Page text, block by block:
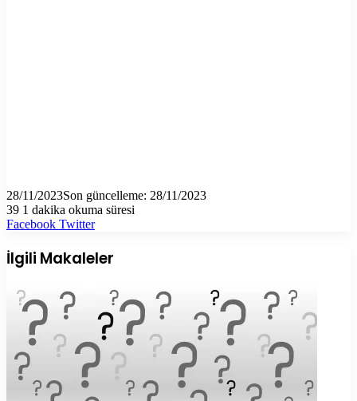
28/11/2023Son güncelleme: 28/11/2023
39 1 dakika okuma süresi
Facebook TwitterLinkedIn
Tumblr
Pinterest
Reddit
VKontakte
E-
ile
paylaş
Yazdır
İlgili Makaleler